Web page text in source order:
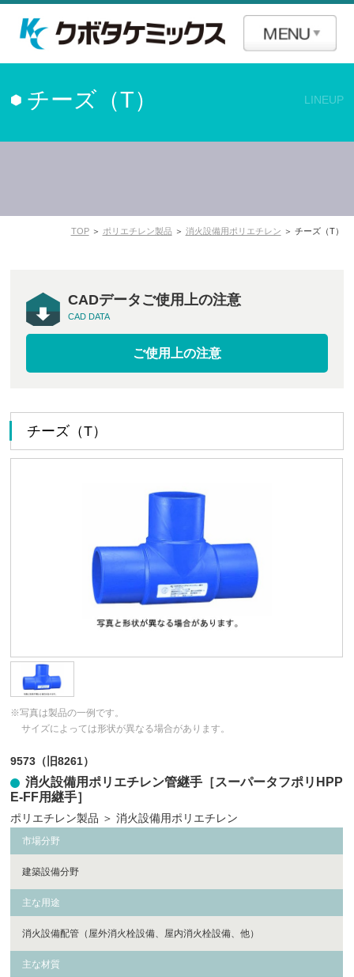
チーズ（T） LINEUP
TOP＞ ポリエチレン製品 ＞ 消火設備用ポリエチレン ＞ チーズ（T）
CADデータご使用上の注意
CAD DATA
ご使用上の注意
チーズ（T）
※写真は製品の一例です。
サイズによっては形状が異なる場合があります。
9573（旧8261）
消火設備用ポリエチレン管継手［スーパータフポリHPP
E-FF用継手］
ポリエチレン製品 ＞ 消火設備用ポリエチレン
市場分野
建築設備分野
主な用途
消火設備配管（屋外消火栓設備、屋内消火栓設備、他）
主な材質